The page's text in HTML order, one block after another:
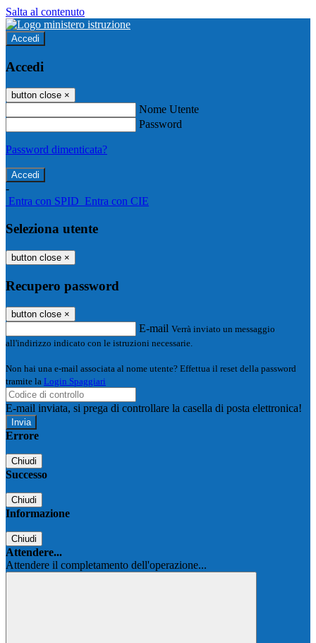
Salta al contenuto
Accedi
Accedi
button close ×
Nome Utente
Password
Password dimenticata?
-
Entra con SPID Entra con CIE
Seleziona utente
button close ×
Recupero password
button close ×
E-mail Verrà inviato un messaggio
all'indirizzo indicato con le istruzioni necessarie.
Non hai una e-mail associata al nome utente? Effettua il reset della password
tramite la Login Spaggiari
E-mail inviata, si prega di controllare la casella di posta elettronica!
Errore
Chiudi
Successo
Chiudi
Informazione
Chiudi
Attendere...
Attendere il completamento dell'operazione...